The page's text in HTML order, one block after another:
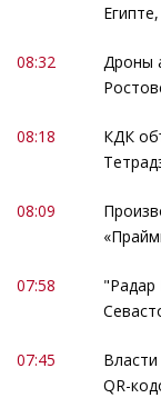
08:32
Дроны
08:18
КДК
08:09
07:58
07:45
QR-